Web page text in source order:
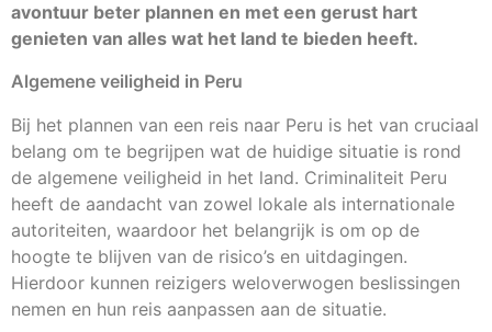
avontuur beter plannen en met een gerust hart
genieten van alles wat het land te bieden heeft.
Algemene veiligheid in Peru
Bij het plannen van een reis naar Peru is het van cruciaal
belang om te begrijpen wat de huidige situatie is rond
de algemene veiligheid in het land. Criminaliteit Peru
heeft de aandacht van zowel lokale als internationale
autoriteiten, waardoor het belangrijk is om op de
hoogte te blijven van de risico’s en uitdagingen.
Hierdoor kunnen reizigers weloverwogen beslissingen
nemen en hun reis aanpassen aan de situatie.